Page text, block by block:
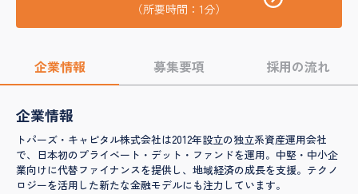
（所要時間：1分）
企業情報 募集要項 採用の流れ
企業情報
トパーズ・キャピタル株式会社は2012年設立の独立系資産運用会社
で、日本初のプライベート・デット・ファンドを運用。中堅・中小企
業向けに代替ファイナンスを提供し、地域経済の成長を支援。テクノ
ロジーを活用した新たな金融モデルにも注力しています。